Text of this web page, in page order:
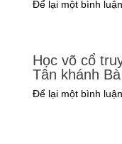
Để lại một bình luận
Học võ cổ
Tân khánh
Để lại một bình luận